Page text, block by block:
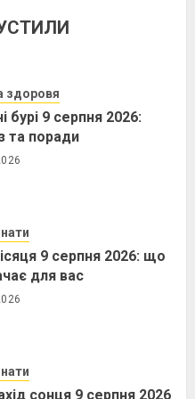
здоровя
бурі 9 серпня 2026:
та поради
9 серпня 2026: що
для вас
сонця 9 серпня 2026